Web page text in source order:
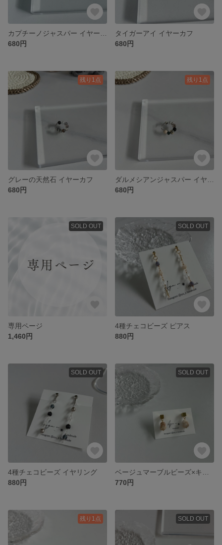
680円
タイガーアイ イヤーカフ
680円
残り1点
グレーの天然石 イヤーカフ
680円
残り1点
680円
SOLD OUT
専用ページ
1,460円
SOLD OUT
4種チェコビーズ ピアス
880円
SOLD OUT
4種チェコビーズ イヤリング
880円
SOLD OUT
770円
残り1点 SOLD OUT